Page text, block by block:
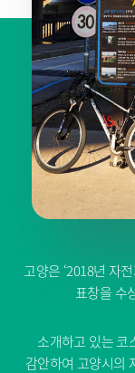
고양은 ‘2018년 자
표창을 수
소개하고 있는 코
감안하여 고양시의